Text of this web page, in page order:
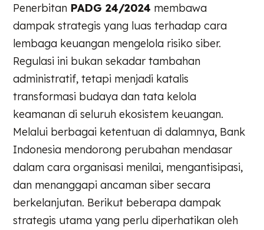
Penerbitan PADG 24/2024 membawa
dampak strategis yang luas terhadap cara
lembaga keuangan mengelola risiko siber.
Regulasi ini bukan sekadar tambahan
administratif, tetapi menjadi katalis
transformasi budaya dan tata kelola
keamanan di seluruh ekosistem keuangan.
Melalui berbagai ketentuan di dalamnya, Bank
Indonesia mendorong perubahan mendasar
dalam cara organisasi menilai, mengantisipasi,
dan menanggapi ancaman siber secara
berkelanjutan. Berikut beberapa dampak
strategis utama yang perlu diperhatikan oleh